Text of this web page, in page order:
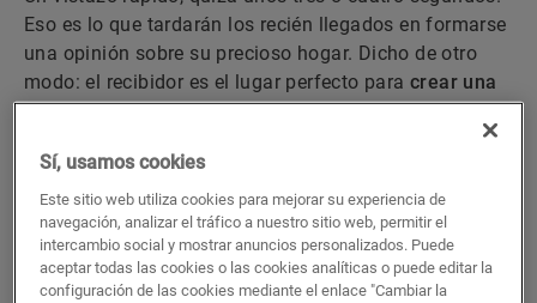
Eso es lo que tardarán los recién llegados en formarse
una opinión sobre su precioso hogar. Dicho de otro
modo: el recibidor es el lugar perfecto para crear una
magnífica primera impresión. Una gran escalera, un
pared en forma de arco... No todos tenemos un
recibidor lo bastante grande como para crear una
entrada así. Por suerte, el suelo del recibidor puede
resolver este problema.
Sí, usamos cookies
Este sitio web utiliza cookies para mejorar su experiencia de
navegación, analizar el tráfico a nuestro sitio web, permitir el
intercambio social y mostrar anuncios personalizados. Puede
aceptar todas las cookies o las cookies analíticas o puede editar la
configuración de las cookies mediante el enlace "Cambiar la